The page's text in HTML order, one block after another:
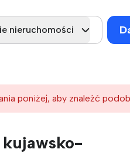
nieruchomości
poniżej, aby znaleźć